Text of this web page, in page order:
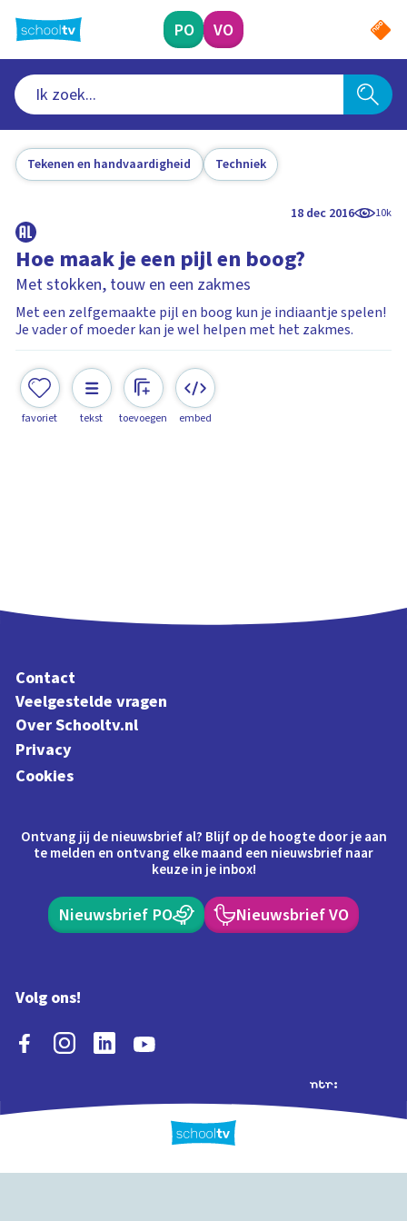
naar
hoofdinhoud
PO VO
Tekenen en handvaardigheid Techniek
18 dec 2016 10k
Hoe maak je een pijl en boog?
Met stokken, touw en een zakmes
Met een zelfgemaakte pijl en boog kun je indiaantje spelen!
Je vader of moeder kan je wel helpen met het zakmes.
favoriet tekst toevoegen embed
Contact
Veelgestelde vragen
Over Schooltv.nl
Privacy
Cookies
Ontvang jij de nieuwsbrief al? Blijf op de hoogte door je aan
te melden en ontvang elke maand een nieuwsbrief naar
keuze in je inbox!
Nieuwsbrief PO Nieuwsbrief VO
Volg ons!